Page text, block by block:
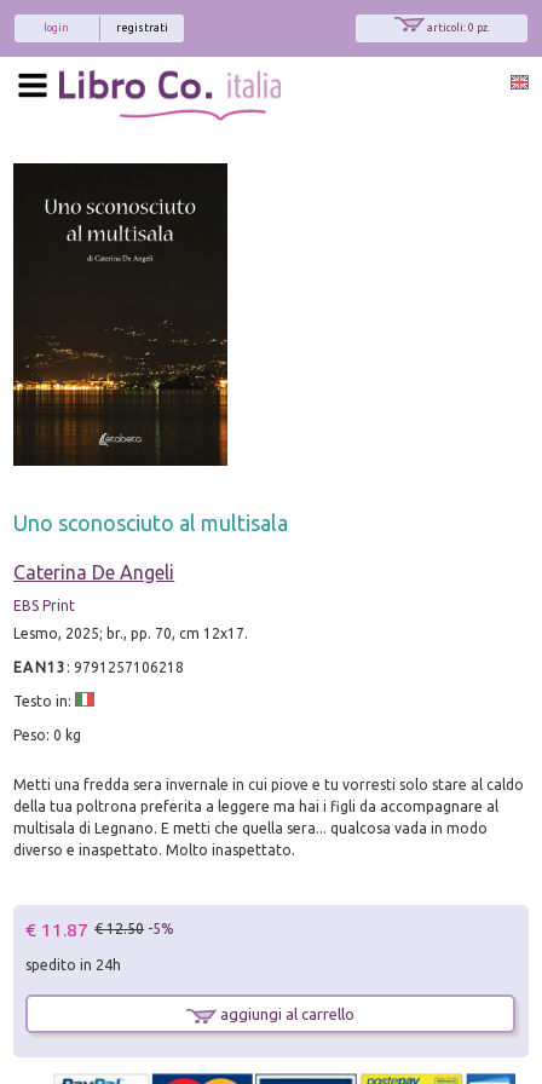
articoli: 0 pz.
registrati
login
Uno sconosciuto al multisala
Caterina De Angeli
EBS Print
Lesmo, 2025; br., pp. 70, cm 12x17.
EAN13 :9791257106218
Testo in:
Peso: 0 kg
Metti una fredda sera invernale in cui piove e tu vorresti solo stare al caldo
della tua poltrona preferita a leggere ma hai i figli da accompagnare al
multisala di Legnano. E metti che quella sera... qualcosa vada in modo
diverso e inaspettato. Molto inaspettato.
€ 11.87 € 12.50 -5%
spedito in 24h
aggiungi al carrello